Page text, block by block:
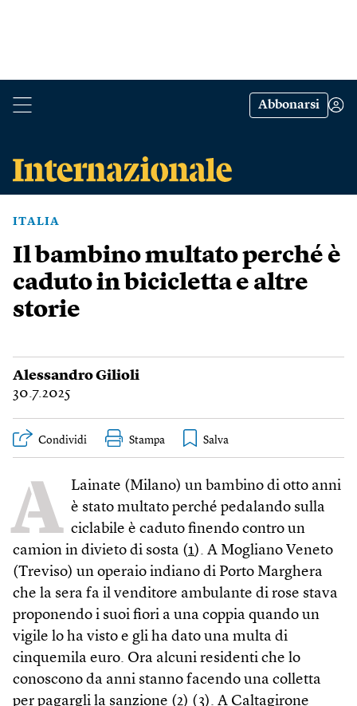
Abbonarsi
ITALIA
Il bambino multato perché è
caduto in bicicletta e altre
storie
Alessandro Gilioli
30.7.2025
Condividi Stampa
A Lainate (Milano) un bambino di otto anni
è stato multato perché pedalando sulla
ciclabile è caduto finendo contro un
camion in divieto di sosta (1). A Mogliano Veneto
(Treviso) un operaio indiano di Porto Marghera
che la sera fa il venditore ambulante di rose stava
proponendo i suoi fiori a una coppia quando un
vigile lo ha visto e gli ha dato una multa di
cinquemila euro. Ora alcuni residenti che lo
conoscono da anni stanno facendo una colletta
per pagargli la sanzione (2) ( 3). A Caltagirone